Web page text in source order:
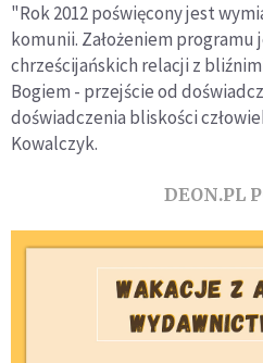
"Rok 2012 poświęcony jest
komunii. Założeniem
chrześcijańskich relacji z
Bogiem - przejście od
doświadczenia bliskości
Kowalczyk.
DEON.PL